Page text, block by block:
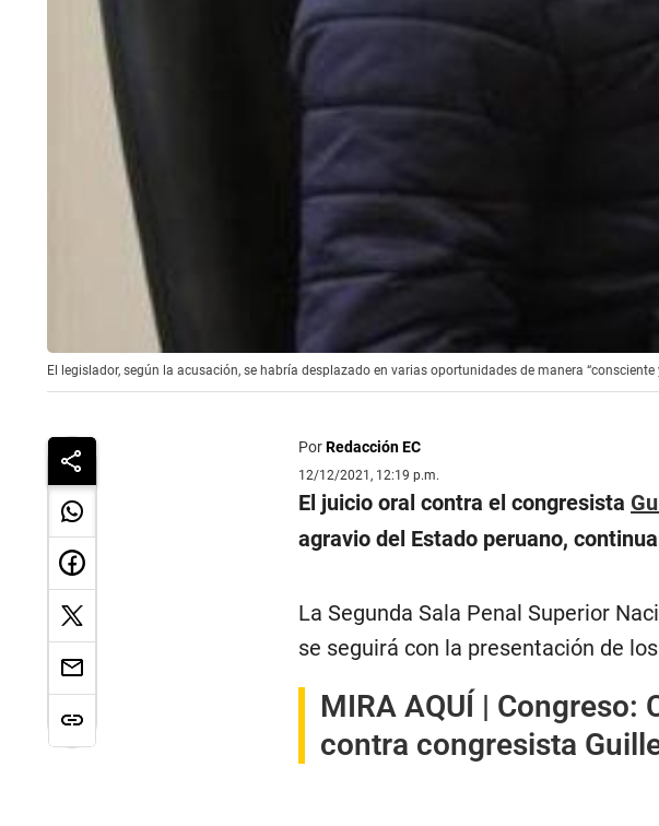
El legislador, según la acusación, se habría desplazado en varias oportunidades de manera
PorRedacción EC
12/12/2021, 12:19 p.m.
El juicio oral contra el congresista
agravio del Estado peruano,
La Segunda Sala Penal Superior
se seguirá con la presentación de
MIRA AQUÍ | Congreso:
contra congresista